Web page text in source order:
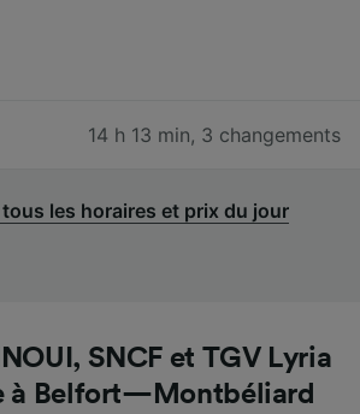
14 h 13 min, 3 changements
les horaires et prix du jour
SNCF et TGV Lyria
à Belfort—Montbéliard